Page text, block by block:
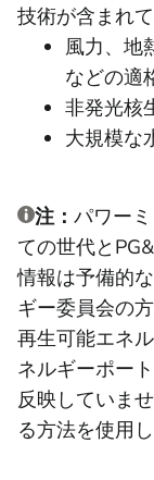
技術が含まれて
風力、地
などの適
非発光核
大規模な
注： パワー
ての世代と
情報は予備的
ギー委員会の
再生可能エネ
ネルギーポー
反映していま
る方法を使用